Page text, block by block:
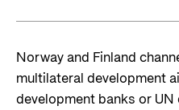
Norway and Finland
multilateral development
development banks or